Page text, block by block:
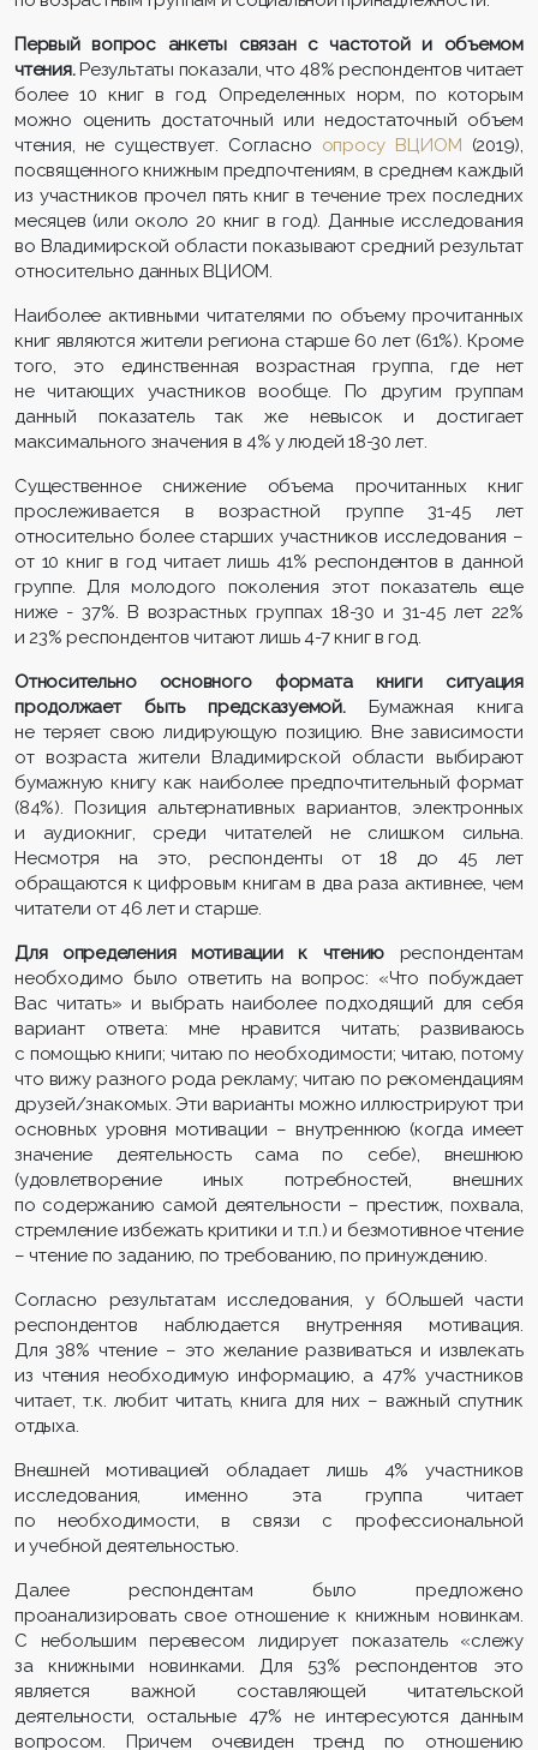
Первый вопрос анкеты связан с частотой и объемом
чтения.Результаты показали, что 48% респондентов читает
более 10 книг в год. Определенных норм, по которым
можно оценить достаточный или недостаточный объем
чтения, не существует. Согласно опросу ВЦИОМ (2019),
посвященного книжным предпочтениям, в среднем каждый
из участников прочел пять книг в течение трех последних
месяцев (или около 20 книг в год). Данные исследования
во Владимирской области показывают средний результат
относительно данных ВЦИОМ.
Наиболее активными читателями по объему прочитанных
книг являются жители региона старше 60 лет (61%). Кроме
того, это единственная возрастная группа, где нет
не читающих участников вообще. По другим группам
данный показатель так же невысок и достигает
максимального значения в 4% у людей 18-30 лет.
Существенное снижение объема прочитанных книг
прослеживается в возрастной группе 31-45 лет
относительно более старших участников исследования –
от 10 книг в год читает лишь 41% респондентов в данной
группе. Для молодого поколения этот показатель еще
ниже - 37%. В возрастных группах 18-30 и 31-45 лет 22%
и 23% респондентов читают лишь 4-7 книг в год.
Относительно основного формата книги ситуация
продолжает быть предсказуемой.Бумажная книга
не теряет свою лидирующую позицию. Вне зависимости
от возраста жители Владимирской области выбирают
бумажную книгу как наиболее предпочтительный формат
(84%). Позиция альтернативных вариантов, электронных
и аудиокниг, среди читателей не слишком сильна.
Несмотря на это, респонденты от 18 до 45 лет
обращаются к цифровым книгам в два раза активнее, чем
читатели от 46 лет и старше.
Для определения мотивации к чтению респондентам
необходимо было ответить на вопрос: «Что побуждает
Вас читать» и выбрать наиболее подходящий для себя
вариант ответа: мне нравится читать; развиваюсь
с помощью книги; читаю по необходимости; читаю, потому
что вижу разного рода рекламу; читаю по рекомендациям
друзей/знакомых. Эти варианты можно иллюстрируют три
основных уровня мотивации – внутреннюю (когда имеет
значение деятельность сама по себе), внешнюю
(удовлетворение иных потребностей, внешних
по содержанию самой деятельности – престиж, похвала,
стремление избежать критики и т.п.) и безмотивное чтение
– чтение по заданию, по требованию, по принуждению.
Согласно результатам исследования, у бОльшей части
респондентов наблюдается внутренняя мотивация.
Для 38% чтение – это желание развиваться и извлекать
из чтения необходимую информацию, а 47% участников
читает, т.к. любит читать, книга для них – важный спутник
отдыха.
Внешней мотивацией обладает лишь 4% участников
исследования, именно эта группа читает
по необходимости, в связи с профессиональной
и учебной деятельностью.
Далее респондентам было предложено
проанализировать свое отношение к книжным новинкам.
С небольшим перевесом лидирует показатель «слежу
за книжными новинками. Для 53% респондентов это
является важной составляющей читательской
деятельности, остальные 47% не интересуются данным
вопросом. Причем очевиден тренд по отношению